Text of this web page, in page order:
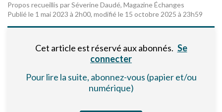
Propos recueillis par Séverine Daudé, Magazine Échanges
Publié le 1 mai 2023 à 2h00, modifié le 15 octobre 2025 à 23h59
Cet article est réservé aux abonnés. Se
connecter
Pour lire la suite, abonnez-vous (papier et/ou
numérique)